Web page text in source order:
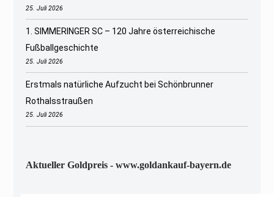
25. Juli 2026
1. SIMMERINGER SC – 120 Jahre österreichische
Fußballgeschichte
25. Juli 2026
Erstmals natürliche Aufzucht bei Schönbrunner
Rothalsstraußen
25. Juli 2026
Aktueller Goldpreis - www.goldankauf-bayern.de